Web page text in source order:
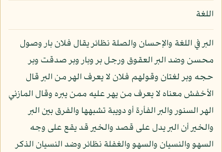
اللغة
البر في اللغة والإحسان والصلة نظائر يقال فلان بار وصول
محسن وضد البر العقوق ورجل بر وبار وبر صدقت وبر
حجه وبر لغتان وقولهم فلان لا يعرف الهر من البر قال
الأخفش معناه لا يعرف من يهر عليه ممن يبره وقال المازني
الهر السنور والبر الفأرة أو دويبة تشبهها والفرق بين البر
والخير أن البر يدل على قصد والخير قد يقع على وجه
السهو والنسيان والسهو والغفلة نظائر وضد النسيان الذكر